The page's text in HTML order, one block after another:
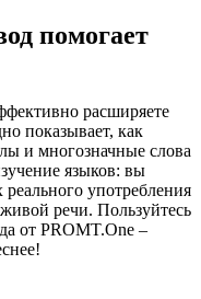
помогает
расширяете
показывает, как
и многозначные слова
языков: вы
употребления
речи. Пользуйтесь
от PROMT.One –